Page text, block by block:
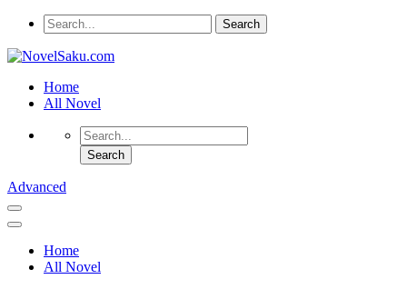
Home
All Novel
Advanced
Home
All Novel